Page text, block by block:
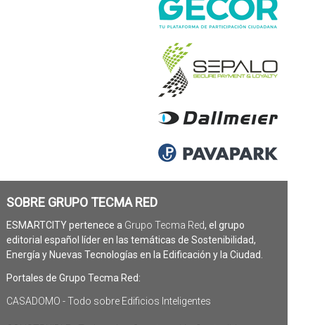
SOBRE GRUPO TECMA RED
ESMARTCITY pertenece a Grupo Tecma Red, el grupo
editorial español líder en las temáticas de Sostenibilidad,
Energía y Nuevas Tecnologías en la Edificación y la Ciudad.
Portales de Grupo Tecma Red:
CASADOMO - Todo sobre Edificios Inteligentes